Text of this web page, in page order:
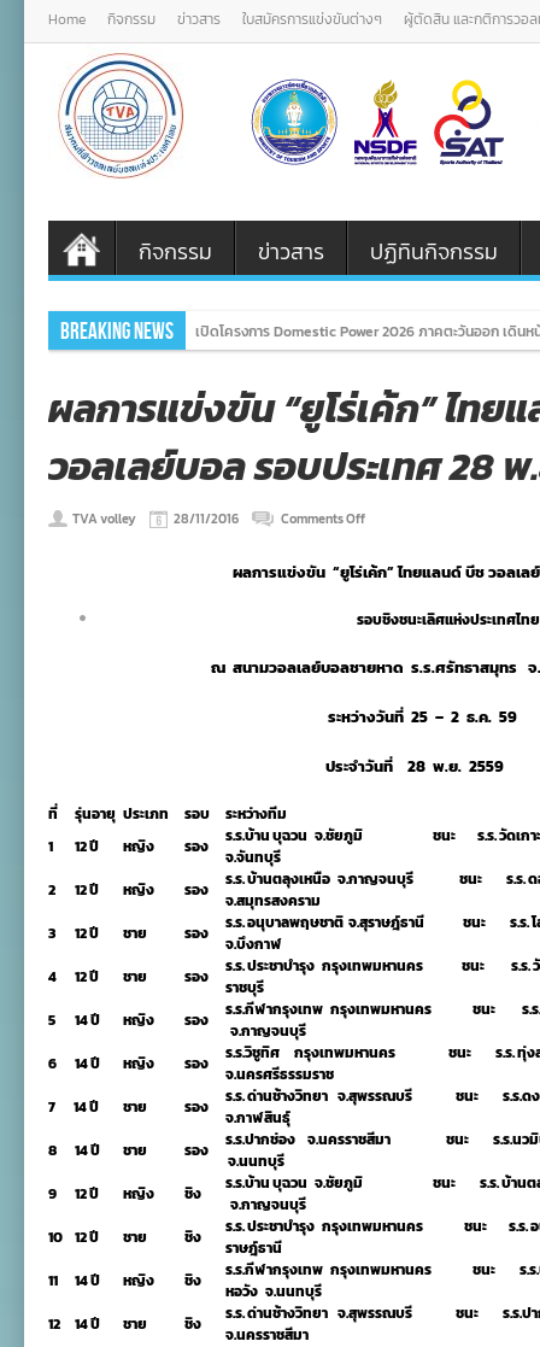
Home กิจกรรม ข่าวสาร ใบสมัครการแข่งขันต่างๆ ผู้ตัดสิน และกติการวอ
กิจกรรม ข่าวสาร ปฏิทินกิจกรรม
Breaking News เปิดโครงการ Domestic Power 2026 ภาคตะวันออก เดิน
ผลการแข่งขัน “ยูโร่เค้ก” ไทย
วอลเลย์บอล รอบประเทศ 28 พ
TVA volley 28/11/2016 Comments Offon
แข่งขัน
โร่
แลนด์
วอลเลย์บอล
รอบ
28
ผลการแข่งขัน “ยูโร่เค้ก” ไทยแลนด์ บีช วอลเ
รอบชิงชนะเลิศแห่งประเทศไทย
ณ สนามวอลเลย์บอลชายหาด ร.ร.ศรัทธาสมุทร
ระหว่างวันที่ 25 – 2 ธ.ค. 59
ประจำวันที่ 28 พ.ย. 2559
ที่ รุ่นอายุ ประเภท รอบ
ระหว่างทีม
1
12 ปี หญิง รอง
ร.ร.บ้าน บุฉวน จ.ชัยภูมิ ชนะ ร.ร. วัดเกา
จ.จันทบุรี
2
12 ปี หญิง รอง
ร.ร. บ้านตลุงเหนือ จ.กาญจนบุรี ชนะ ร.ร. ด
จ.สมุทรสงคราม
3
12 ปี ชาย รอง
ร.ร. อนุบาลพฤษชาติ จ.สุราษฎ์ธานี ชนะ ร.ร. โ
จ.บึงกาฬ
4
12 ปี ชาย รอง
ร.ร. ประชาบำรุง กรุงเทพมหานคร ชนะ ร.ร.
ราชบุรี
5
14 ปี หญิง รอง
ร.ร.กีฬากรุงเทพ กรุงเทพมหานคร ชนะ ร.ร.
จ.กาญจนบุรี
6
14 ปี หญิง รอง
ร.ร.วิชูทิศ กรุงเทพมหานคร ชนะ ร.ร. ทุ่
จ.นครศรีธรรมราช
7
14 ปี ชาย รอง
ร.ร. ด่านช้างวิทยา จ.สุพรรณบรี ชนะ ร.ร.ด
จ.กาฬสินธุ์
8
14 ปี ชาย รอง
ร.ร.ปากช่อง จ.นครราชสีมา ชนะ ร.ร.นวมิน
จ.นนทบุรี
9
12 ปี หญิง ชิง
ร.ร.บ้าน บุฉวน จ.ชัยภูมิ ชนะ ร.ร. บ้านตลุ
จ.กาญจนบุรี
10 12 ปี ชาย ชิง
ร.ร. ประชาบำรุง กรุงเทพมหานคร ชนะ ร.ร. อ
ราษฎ์ธานี
11
14 ปี หญิง ชิง
ร.ร.กีฬากรุงเทพ กรุงเทพมหานคร ชนะ ร.ร.
หอวัง จ.นนทบุรี
12
14 ปี ชาย ชิง
ร.ร. ด่านช้างวิทยา จ.สุพรรณบรี ชนะ ร.ร.ป
จ.นครราชสีมา